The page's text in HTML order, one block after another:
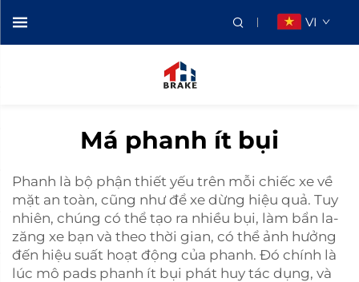
VI
Má phanh ít bụi
Phanh là bộ phận thiết yếu trên mỗi chiếc xe về
mặt an toàn, cũng như để xe dừng hiệu quả. Tuy
nhiên, chúng có thể tạo ra nhiều bụi, làm bẩn la-
zăng xe bạn và theo thời gian, có thể ảnh hưởng
đến hiệu suất hoạt động của phanh. Đó chính là
lúc mô pads phanh ít bụi phát huy tác dụng, và